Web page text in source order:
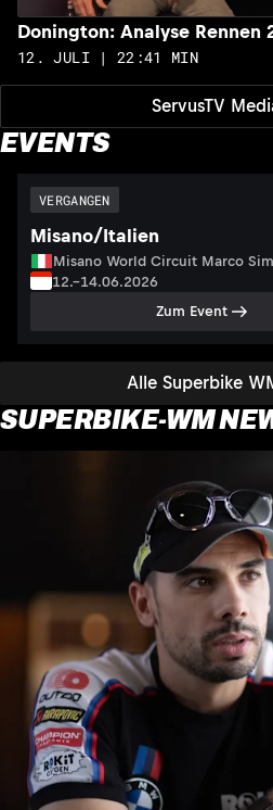
ServusTV
Donington: Analyse Rennen
12. JULI | 22:41 MIN
EVENTS
Alle Superbike
VERGANGEN
Misano/Italien
Misano World Circuit Marco
12.–14.06.2026
Zum Event
SUPERBIKE-WM